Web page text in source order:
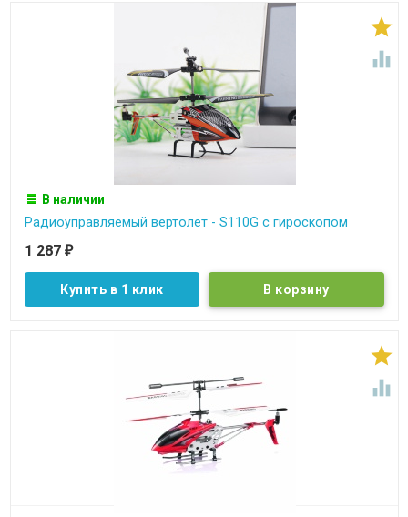


В наличии
Радиоуправляемый вертолет - S110G с гироскопом
1 287 ₽
Купить в 1 клик

